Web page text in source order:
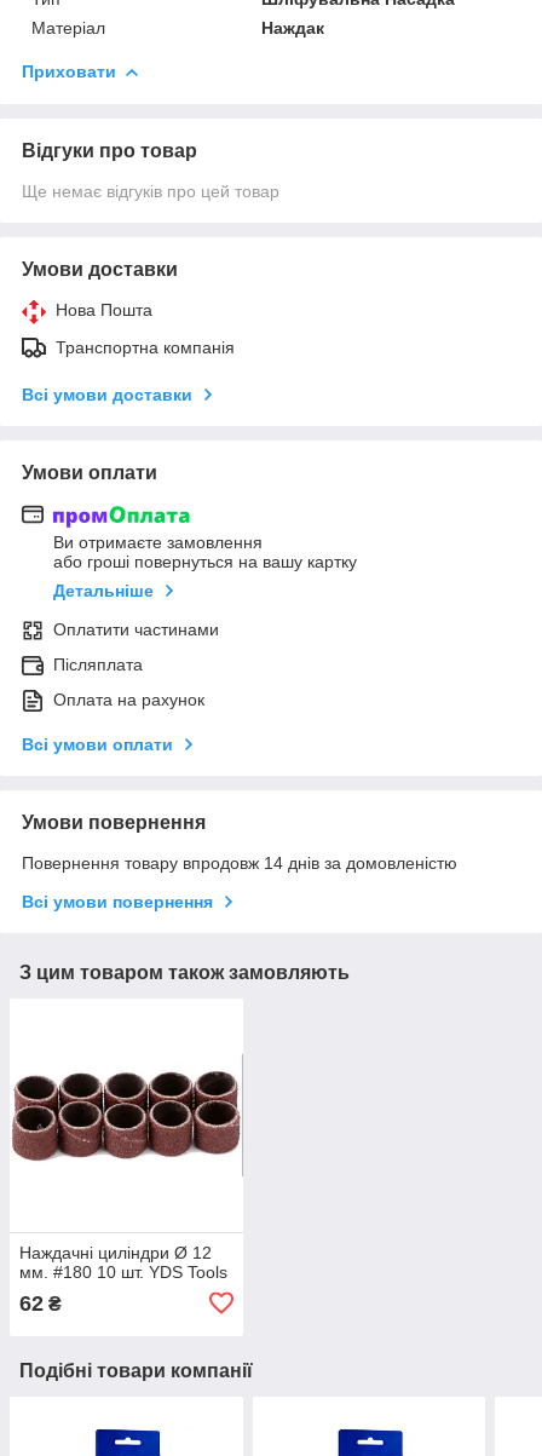
Матеріал
Наждак
Приховати
Відгуки про товар
Ще немає відгуків про цей товар
Умови доставки
Нова Пошта
Транспортна компанія
Всі умови доставки
Умови оплати
Ви отримаєте замовлення
або гроші повернуться на вашу картку
Детальніше
Оплатити частинами
Післяплата
Оплата на рахунок
Всі умови оплати
Умови повернення
Повернення товару впродовж 14 днів за домовленістю
Всі умови повернення
З цим товаром також замовляють
Наждачні циліндри Ø 12
мм. #180 10 шт. YDS Tools
62 ₴
Подібні товари компанії